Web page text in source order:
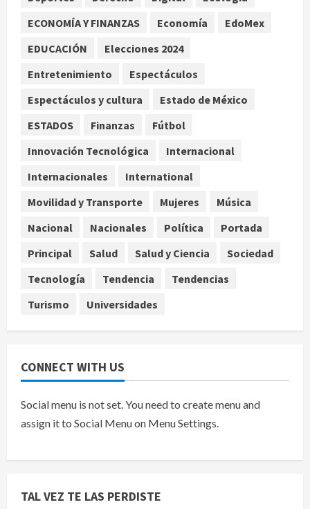
Palacio de los Deportes con su tour
4
Sheinbaum defiende reestructura
de créditos del Infonavit y niega
agosto 9, 2026
Internacional
Colombia respalda soberanía de
TLC
ECONOMÍA Y FINANZAS
Economía
EdoMex
EDUCACIÓN
Elecciones 2024
Entretenimiento
Espectáculos
Espectáculos y cultura
Estado de México
ESTADOS
Finanzas
Fútbol
Innovación Tecnológica
Internacional
Internacionales
International
Movilidad y Transporte
Mujeres
Música
Nacional
Nacionales Política
Portada
Principal
Salud Salud y Ciencia
Sociedad
Tecnología
Tendencia
Tendencias
Turismo
Universidades
CONNECT WITH US
Social menu is not set. You need to create menu and
assign it to Social Menu on Menu Settings.
TAL VEZ TE LAS PERDISTE